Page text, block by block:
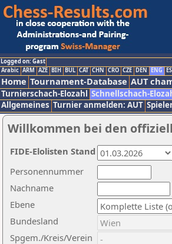
Logged on: Gast
Arabic ARM AZE BIH BUL CAT CHN CRO CZE DEN ENG
Home Tournament-Database AUT
Turnierschach-Elozahl Schnellschach-
Allgemeines Turnier anmelden: AUT
Willkommen bei den
Nachname
Ebene
Personennummer
Bundesland
Spgem./Kreis/Verein
FIDE-Elolisten Stand